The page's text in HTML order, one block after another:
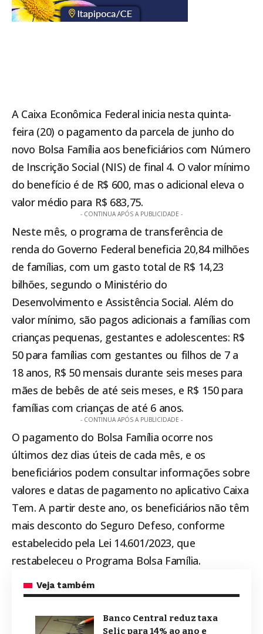
A Caixa Econômica Federal inicia nesta quinta-
feira (20) o pagamento da parcela de junho do
novo Bolsa Família aos beneficiários com Número
de Inscrição Social (NIS) de final 4. O valor mínimo
do benefício é de R$ 600, mas o adicional eleva o
valor médio para R$ 683,75.
- CONTINUA APÓS A PUBLICIDADE -
Neste mês, o programa de transferência de
renda do Governo Federal beneficia 20,84 milhões
de famílias, com um gasto total de R$ 14,23
bilhões, segundo o Ministério do
Desenvolvimento e Assistência Social. Além do
valor mínimo, são pagos adicionais a famílias com
crianças pequenas, gestantes e adolescentes: R$
50 para famílias com gestantes ou filhos de 7 a
18 anos, R$ 50 mensais durante seis meses para
mães de bebês de até seis meses, e R$ 150 para
famílias com crianças de até 6 anos.
- CONTINUA APÓS A PUBLICIDADE -
O pagamento do Bolsa Família ocorre nos
últimos dez dias úteis de cada mês, e os
beneficiários podem consultar informações sobre
valores e datas de pagamento no aplicativo Caixa
Tem. A partir deste ano, os beneficiários não têm
mais desconto do Seguro Defeso, conforme
estabelecido pela Lei 14.601/2023, que
restabeleceu o Programa Bolsa Família.
Veja também
Banco Central reduz taxa
Selic para 14% ao ano e